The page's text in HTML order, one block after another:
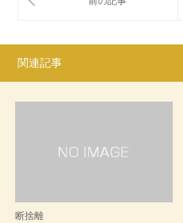
関連記事
断捨離